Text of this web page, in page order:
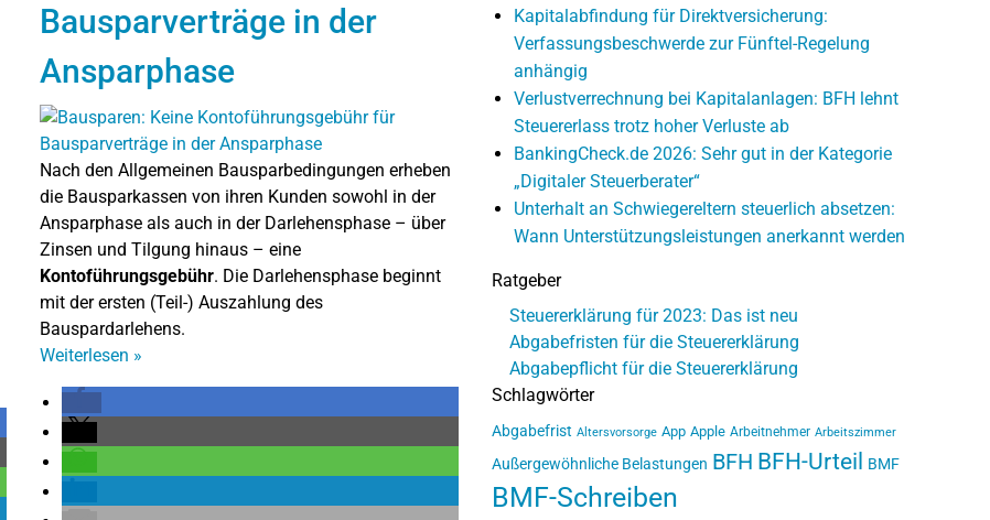
Bausparverträge in der
Ansparphase
Nach den Allgemeinen Bausparbedingungen erheben
die Bausparkassen von ihren Kunden sowohl in der
Ansparphase als auch in der Darlehensphase – über
Zinsen und Tilgung hinaus – eine
Kontoführungsgebühr. Die Darlehensphase beginnt
mit der ersten (Teil-) Auszahlung des
Bauspardarlehens.
Weiterlesen »
Kapitalabfindung für Direktversicherung:
Verfassungsbeschwerde zur Fünftel-Regelung
anhängig
Verlustverrechnung bei Kapitalanlagen: BFH lehnt
Steuererlass trotz hoher Verluste ab
BankingCheck.de 2026: Sehr gut in der Kategorie
„Digitaler Steuerberater“
Unterhalt an Schwiegereltern steuerlich absetzen:
Wann Unterstützungsleistungen anerkannt werden
Ratgeber
Steuererklärung für 2023: Das ist neu
Abgabefristen für die Steuererklärung
Abgabepflicht für die Steuererklärung
Schlagwörter
Abgabefrist Altersvorsorge App Apple Arbeitnehmer Arbeitszimmer
Außergewöhnliche Belastungen BFH BFH-Urteil BMF
BMF-Schreiben